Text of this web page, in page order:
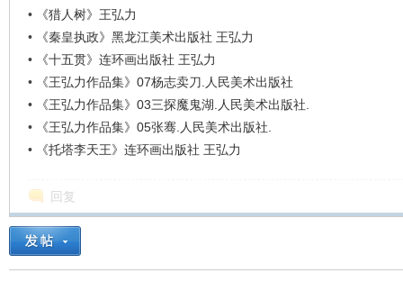
•
《猎人树》王弘力
•
《秦皇执政》黑龙江美术出版社 王弘力
•
《十五贯》连环画出版社 王弘力
•
《王弘力作品集》07杨志卖刀.人民美术出版社
•
《王弘力作品集》03三探魔鬼湖.人民美术出版社.
•
《王弘力作品集》05张骞.人民美术出版社.
•
《托塔李天王》连环画出版社 王弘力
回复